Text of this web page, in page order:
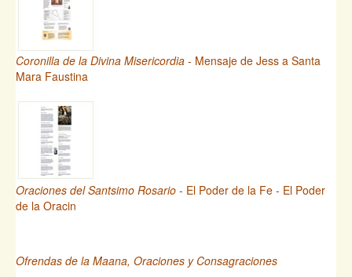
Coronilla de la Divina Misericordia - Mensaje de Jess a Santa
Mara Faustina
Oraciones del Santsimo Rosario - El Poder de la Fe - El Poder
de la Oracin
Ofrendas de la Maana, Oraciones y Consagraciones